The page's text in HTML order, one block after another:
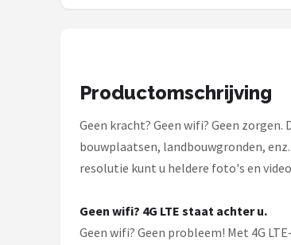
Productomschrijving
Geen kracht? Geen wifi? Geen
bouwplaatsen, landbouwgronden,
resolutie kunt u heldere foto's en
Geen wifi? 4G LTE staat achter u.
Geen wifi? Geen probleem! Met 4G